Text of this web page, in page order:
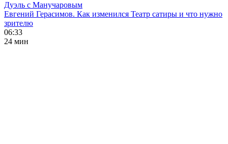
Дуэль с Манучаровым
Евгений Герасимов. Как изменился Театр сатиры и что нужно
зрителю
06:33
24 мин